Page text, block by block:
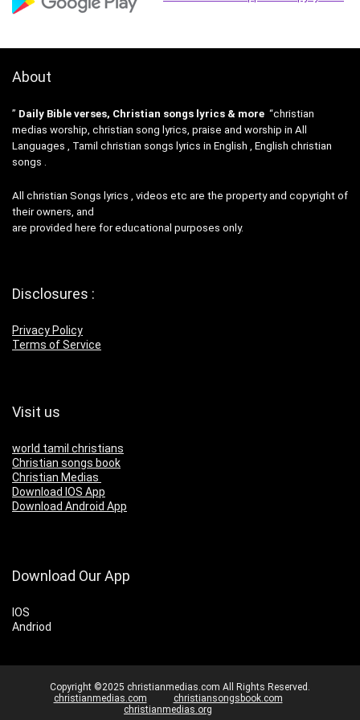
About
” Daily Bible verses, Christian songs lyrics & more “christian
medias worship, christian song lyrics, praise and worship in All
Languages , Tamil christian songs lyrics in English , English christian
songs .
All christian Songs lyrics , videos etc are the property and copyright of
their owners, and
are provided here for educational purposes only.
Disclosures :
Privacy Policy
Terms of Service
Visit us
world tamil christians
Christian songs book
Christian Medias
Download IOS App
Download Android App
Download Our App
IOS
Andriod
Copyright ©2025 christianmedias.com All Rights Reserved.
christianmedias.com
christiansongsbook.com
christianmedias.org